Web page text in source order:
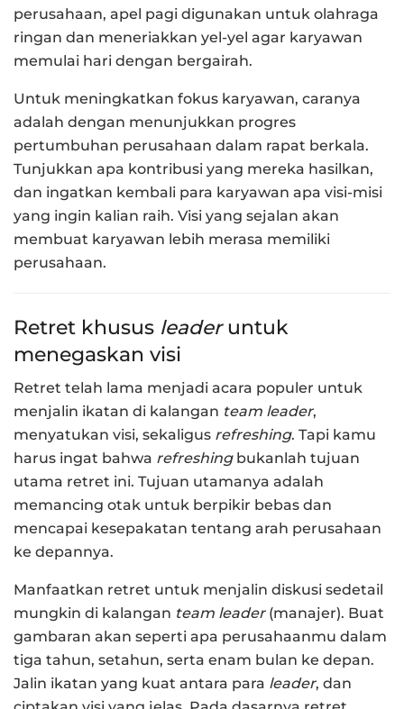
perusahaan, apel pagi digunakan untuk olahraga
ringan dan meneriakkan yel-yel agar karyawan
memulai hari dengan bergairah.
Untuk meningkatkan fokus karyawan, caranya
adalah dengan menunjukkan progres
pertumbuhan perusahaan dalam rapat berkala.
Tunjukkan apa kontribusi yang mereka hasilkan,
dan ingatkan kembali para karyawan apa visi-misi
yang ingin kalian raih. Visi yang sejalan akan
membuat karyawan lebih merasa memiliki
perusahaan.
Retret khusus leaderuntuk
menegaskan visi
Retret telah lama menjadi acara populer untuk
menjalin ikatan di kalangan team leader,
menyatukan visi, sekaligus refreshing. Tapi kamu
harus ingat bahwa refreshingbukanlah tujuan
utama retret ini. Tujuan utamanya adalah
memancing otak untuk berpikir bebas dan
mencapai kesepakatan tentang arah perusahaan
ke depannya.
Manfaatkan retret untuk menjalin diskusi sedetail
mungkin di kalangan team leader(manajer). Buat
gambaran akan seperti apa perusahaanmu dalam
tiga tahun, setahun, serta enam bulan ke depan.
Jalin ikatan yang kuat antara para leader, dan